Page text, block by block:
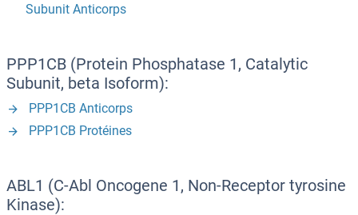
Subunit Anticorps
PPP1CB (Protein Phosphatase 1, Catalytic
Subunit, beta Isoform):
PPP1CB Anticorps
PPP1CB Protéines
ABL1 (C-Abl Oncogene 1, Non-Receptor tyrosine
Kinase):